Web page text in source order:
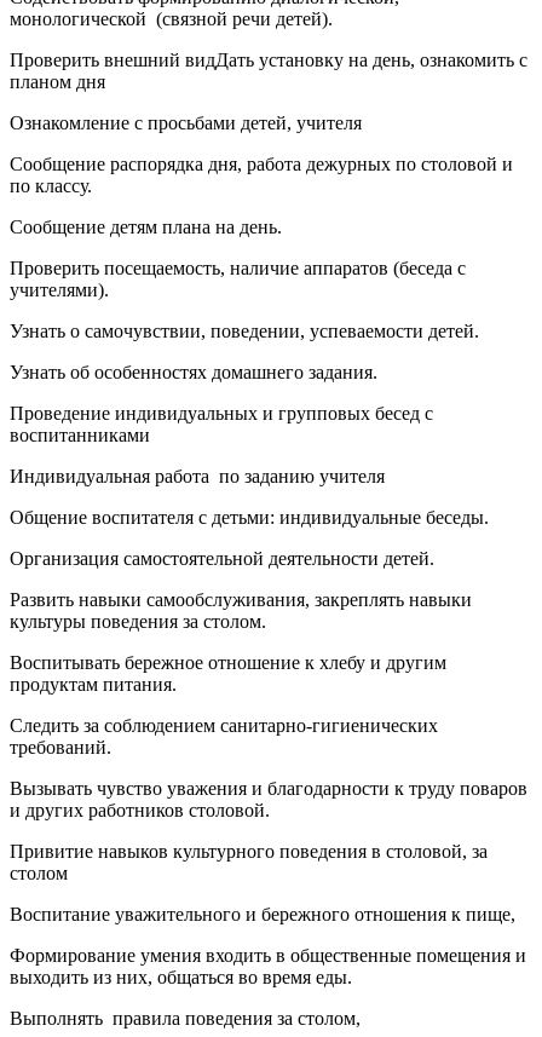
монологической (связной речи детей).
Проверить внешний видДать установку на день, ознакомить с
планом дня
Ознакомление с просьбами детей, учителя
Сообщение распорядка дня, работа дежурных по столовой и
по классу.
Сообщение детям плана на день.
Проверить посещаемость, наличие аппаратов (беседа с
учителями).
Узнать о самочувствии, поведении, успеваемости детей.
Узнать об особенностях домашнего задания.
Проведение индивидуальных и групповых бесед с
воспитанниками
Индивидуальная работа по заданию учителя
Общение воспитателя с детьми: индивидуальные беседы.
Организация самостоятельной деятельности детей.
Развить навыки самообслуживания, закреплять навыки
культуры поведения за столом.
Воспитывать бережное отношение к хлебу и другим
продуктам питания.
Следить за соблюдением санитарно-гигиенических
требований.
Вызывать чувство уважения и благодарности к труду поваров
и других работников столовой.
Привитие навыков культурного поведения в столовой, за
столом
Воспитание уважительного и бережного отношения к пище,
Формирование умения входить в общественные помещения и
выходить из них, общаться во время еды.
Выполнять правила поведения за столом,